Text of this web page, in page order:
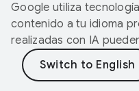
Google utiliza
contenido a tu idioma
realizadas con IA